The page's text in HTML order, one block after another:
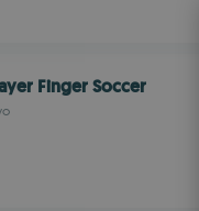
Finger Soccer